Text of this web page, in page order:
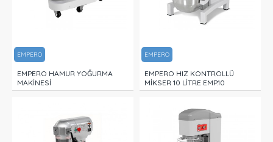
EMPERO
EMPERO HAMUR YOĞURMA
MAKİNESİ
EMPERO
EMPERO HIZ KONTROLLÜ
MİKSER 10 LİTRE EMP.10